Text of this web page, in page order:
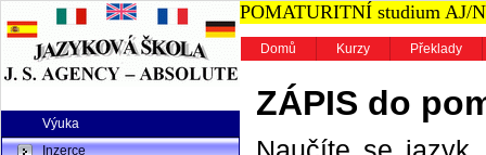
Výuka
Inzerce
POMATURITNÍ studium AJ/
Domů Kurzy Překlady
ZÁPIS do